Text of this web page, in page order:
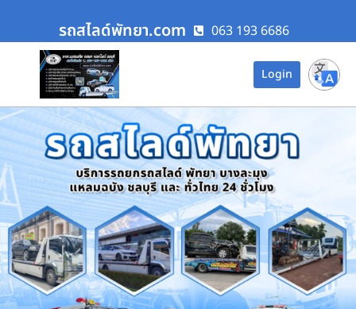
รถสไลด์พัทยา.com 063 193 6686
Login